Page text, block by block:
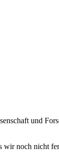
und
noch nicht